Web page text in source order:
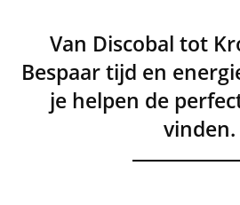
Van Discobal tot
Bespaar tijd en
je helpen de
vinden.